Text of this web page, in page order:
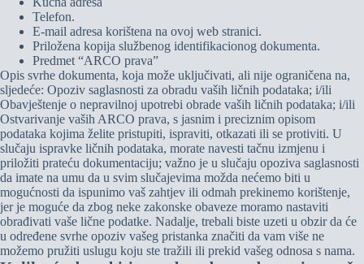
Telefon.
E-mail adresa korištena na ovoj web stranici.
Priložena kopija službenog identifikacionog dokumenta.
Predmet “ARCO prava”
Opis svrhe dokumenta, koja može uključivati, ali nije ograničena na,
sljedeće: Opoziv saglasnosti za obradu vaših ličnih podataka; i/ili
Obavještenje o nepravilnoj upotrebi obrade vaših ličnih podataka; i/ili
Ostvarivanje vaših ARCO prava, s jasnim i preciznim opisom
podataka kojima želite pristupiti, ispraviti, otkazati ili se protiviti. U
slučaju ispravke ličnih podataka, morate navesti tačnu izmjenu i
priložiti prateću dokumentaciju; važno je u slučaju opoziva saglasnosti
da imate na umu da u svim slučajevima možda nećemo biti u
mogućnosti da ispunimo vaš zahtjev ili odmah prekinemo korištenje,
jer je moguće da zbog neke zakonske obaveze moramo nastaviti
obrađivati ​​vaše lične podatke. Nadalje, trebali biste uzeti u obzir da će
u određene svrhe opoziv vašeg pristanka značiti da vam više ne
možemo pružiti uslugu koju ste tražili ili prekid vašeg odnosa s nama.